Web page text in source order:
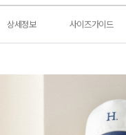
상세정보 사이즈가이드